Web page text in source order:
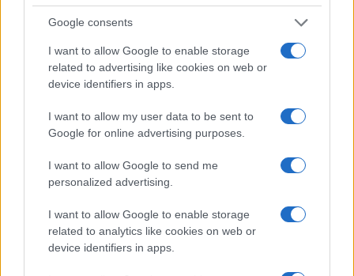
Google consents
I want to allow Google to enable storage
related to advertising like cookies on web or
device identifiers in apps.
I want to allow my user data to be sent to
Google for online advertising purposes.
I want to allow Google to send me
personalized advertising.
I want to allow Google to enable storage
related to analytics like cookies on web or
device identifiers in apps.
στις εγκαταστάσεις της Healthy Seas στο Άμστερνταμ, όπου
θα συμμετάσχουν σε δραστηριότητες καθαρισμού που
υποστηρίζονται από την Hyundai Motor Europe. Μπορείτε
επίσης να παρακολουθήσετε το ταξίδι τους στην ιστοσελίδα
της Sustainable Tour και στα social media καθώς και στον
λογαριασμό Instagram της Hyundai Europe.
Εθνική Παίδων: Πρεμιέρα στο Ευρωπαϊκό με αντίπαλο την